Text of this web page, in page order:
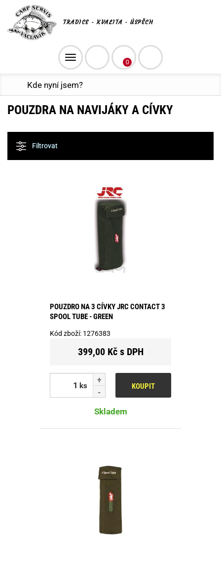
TRADICE - KVALITA - ÚSPĚCH
Toggle
navigation
0
Kde nyní jsem?
POUZDRA NA NAVIJÁKY A CÍVKY
Filtrovat
POUZDRO NA 3 CÍVKY JRC CONTACT 3
SPOOL TUBE - GREEN
Kód zboží: 1276383
399,00 Kč s DPH
ks KOUPIT
Skladem